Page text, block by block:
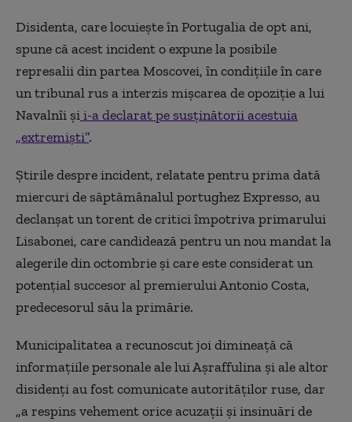
Disidenta, care locuiește în Portugalia de opt ani,
spune că acest incident o expune la posibile
represalii din partea Moscovei, în condițiile în care
un tribunal rus a interzis mișcarea de opoziție a lui
Navalnîi șii-a declarat pe susținătorii acestuia
„extremiști”.
Știrile despre incident, relatate pentru prima dată
miercuri de săptămânalul portughez Expresso, au
declanșat un torent de critici împotriva primarului
Lisabonei, care candidează pentru un nou mandat la
alegerile din octombrie și care este considerat un
potențial succesor al premierului Antonio Costa,
predecesorul său la primărie.
Municipalitatea a recunoscut joi dimineață că
informațiile personale ale lui Așraffulina și ale altor
disidenți au fost comunicate autorităților ruse, dar
„a respins vehement orice acuzații și insinuări de